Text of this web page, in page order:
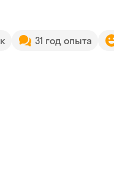
31 год опыта